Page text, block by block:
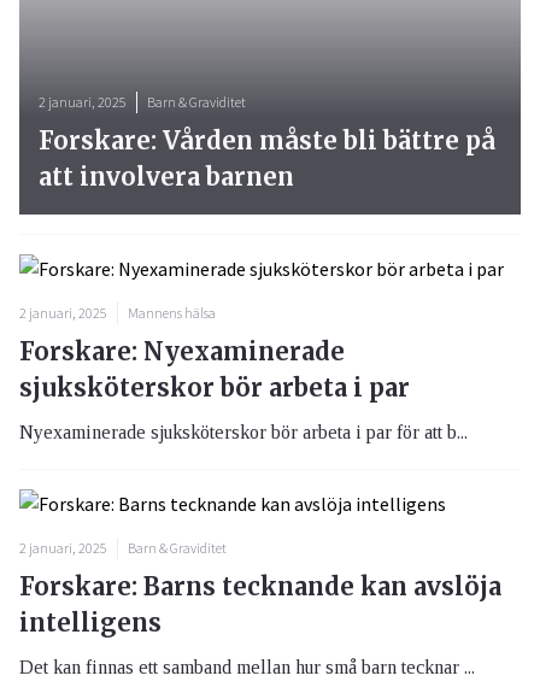
2 januari, 2025 Barn & Graviditet
Forskare: Vården måste bli bättre på
att involvera barnen
2 januari, 2025 Mannens hälsa
Forskare: Nyexaminerade
sjuksköterskor bör arbeta i par
Nyexaminerade sjuksköterskor bör arbeta i par för att b...
2 januari, 2025 Barn & Graviditet
Forskare: Barns tecknande kan avslöja
intelligens
Det kan finnas ett samband mellan hur små barn tecknar ...